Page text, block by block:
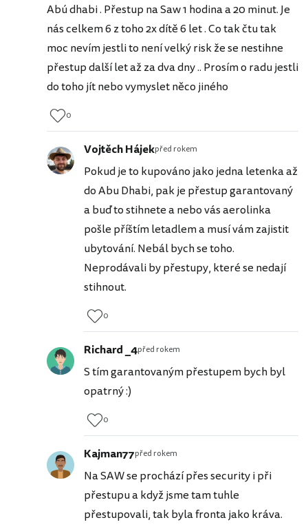
Abú dhabi . Přestup na Saw 1 hodina a 20 minut. Je
nás celkem 6 z toho 2x dítě 6 let . Co tak čtu tak
moc nevím jestli to není velký risk že se nestihne
přestup další let až za dva dny .. Prosím o radu jestli
do toho jít nebo vymyslet něco jiného
0
Vojtěch Hájekpřed rokem
Pokud je to kupováno jako jedna letenka až
do Abu Dhabi, pak je přestup garantovaný
a buď to stihnete a nebo vás aerolinka
pošle příštím letadlem a musí vám zajistit
ubytování. Nebál bych se toho.
Neprodávali by přestupy, které se nedají
stihnout.
0
Richard _4před rokem
S tím garantovaným přestupem bych byl
opatrný :)
0
Kajman77před rokem
Na SAW se prochází přes security i při
přestupu a když jsme tam tuhle
přestupovali, tak byla fronta jako kráva.